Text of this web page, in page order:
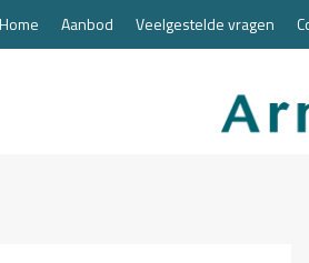
Home Aanbod Veelgestelde vragen